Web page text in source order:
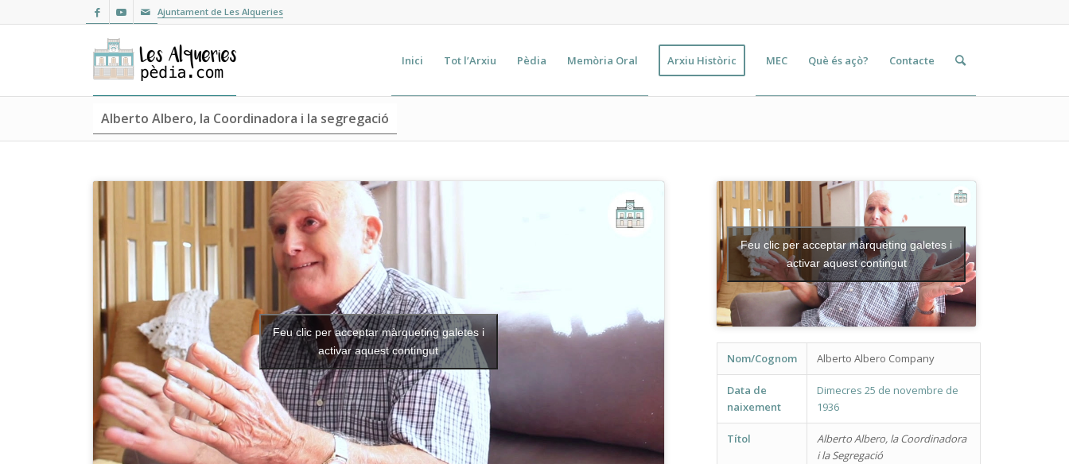
Ajuntament de Les Alqueries
Inici Tot l’Arxiu Pèdia Memòria Oral Arxiu Històric MEC Què és açò? Contacte
Alberto Albero, la Coordinadora i la segregació
Feu clic per acceptar màrqueting galetes i
activar aquest contingut
Feu clic per acceptar màrqueting galetes i
activar aquest contingut
Nom/Cognom Alberto Albero Company
Data de
naixement
Dimecres 25 de novembre de
1936
Títol
Alberto Albero, la Coordinadora
i la Segregació